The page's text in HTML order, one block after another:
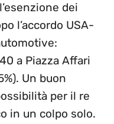
dei
l’accordo USA-
a Piazza Affari
Un buon
per il re
in un colpo solo.